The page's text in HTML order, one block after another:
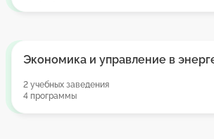
Экономика и управление в
2 учебных заведения
4 программы